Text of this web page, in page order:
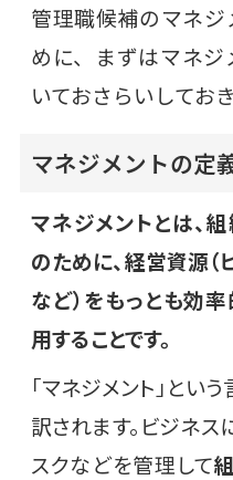
管理職候補のマネ
めに、まずはマネ
いておさらいしてお
マネジメントの定
マネジメントとは、
のために、経営資源（
など）をもっとも効
用することです。
「マネジメント」とい
訳されます。ビジネス
スクなどを管理して